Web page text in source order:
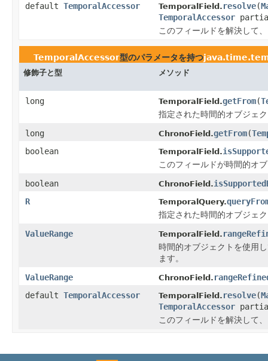
default TemporalAccessor TemporalField. resolve(
TemporalAccessor
このフィールドを解決して
TemporalAccessor型のパラメータを持つ
修飾子と型 メソッド
long TemporalField.getFrom(
指定された時間的オブジェ
long
ChronoField.getFrom(
boolean
TemporalField.
このフィールドが時間的オ
boolean
ChronoField.
R
TemporalQuery.
指定された時間的オブジェ
ValueRange
TemporalField.
時間的オブジェクトを使用
ます。
ValueRange
ChronoField.
default TemporalAccessor TemporalField. resolve(
TemporalAccessor
このフィールドを解決して